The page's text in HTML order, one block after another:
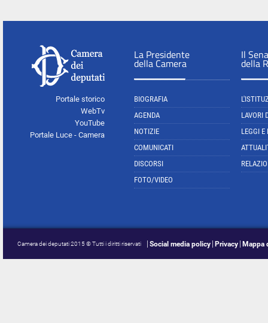
Portale storico
WebTv
YouTube
Portale Luce - Camera
La Presidente
della Camera
BIOGRAFIA
AGENDA
NOTIZIE
COMUNICATI
DISCORSI
FOTO/VIDEO
Il
della
LAVORI
LEGGI E
Camera dei deputati 2015 © Tutti i diritti riservati Social media policy Privacy Mappa